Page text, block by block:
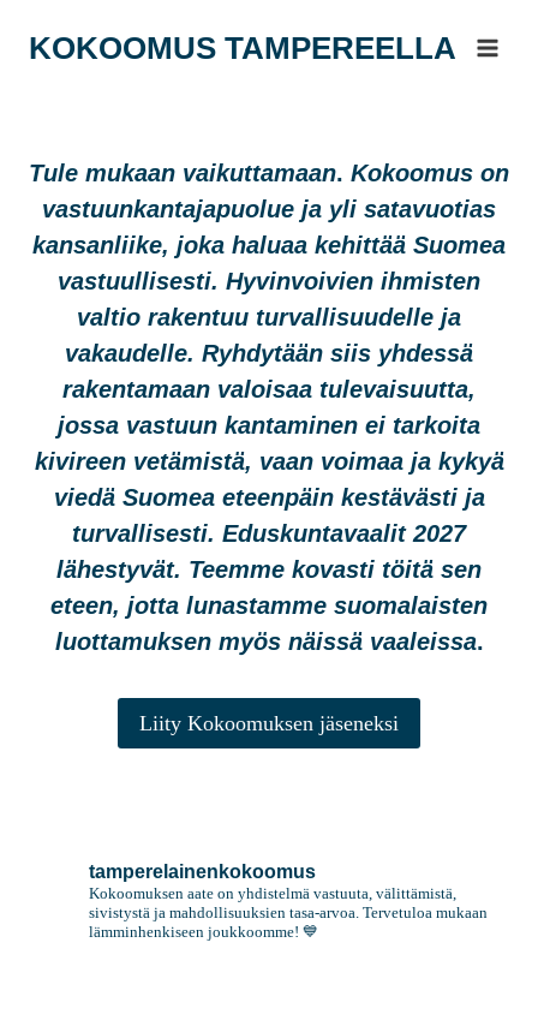
sisältöön
KOKOOMUS TAMPEREELLA
Tule mukaan vaikuttamaan. Kokoomus on
vastuunkantajapuolue ja yli satavuotias
kansanliike, joka haluaa kehittää Suomea
vastuullisesti. Hyvinvoivien ihmisten
valtio rakentuu turvallisuudelle ja
vakaudelle. Ryhdytään siis yhdessä
rakentamaan valoisaa tulevaisuutta,
jossa vastuun kantaminen ei tarkoita
kivireen vetämistä, vaan voimaa ja kykyä
viedä Suomea eteenpäin kestävästi ja
turvallisesti. Eduskuntavaalit 2027
lähestyvät. Teemme kovasti töitä sen
eteen, jotta lunastamme suomalaisten
luottamuksen myös näissä vaaleissa.
Liity Kokoomuksen jäseneksi
tamperelainenkokoomus
Kokoomuksen aate on yhdistelmä vastuuta, välittämistä,
sivistystä ja mahdollisuuksien tasa-arvoa. Tervetuloa mukaan
lämminhenkiseen joukkoomme! 💙